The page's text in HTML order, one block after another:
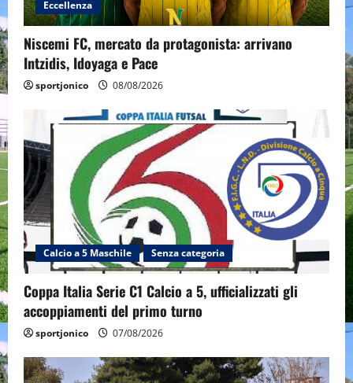
Eccellenza
Niscemi FC, mercato da protagonista: arrivano
Intzidis, Idoyaga e Pace
sportjonico 08/08/2026
Calcio a 5 Maschile Senza categoria
Coppa Italia Serie C1 Calcio a 5, ufficializzati gli
accoppiamenti del primo turno
sportjonico 07/08/2026